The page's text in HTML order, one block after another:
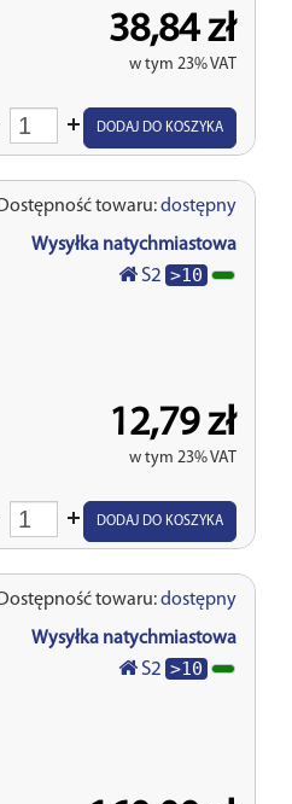
38,84 zł
w tym 23% VAT
DODAJ DO KOSZYKA
Dostępność towaru:dostępny
Wysyłka natychmiastowa
S2 >10
12,79 zł
w tym 23% VAT
DODAJ DO KOSZYKA
Dostępność towaru:dostępny
Wysyłka natychmiastowa
S2 >10